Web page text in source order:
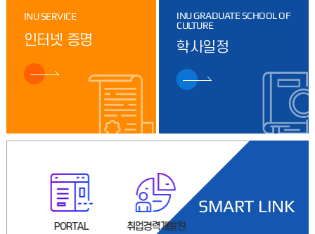
2026년 8월 졸업예정자 석사 학위 논문 제출 안내* 최초
청구논문신청 시와 논문 제목 변경 시 통합행정시스템 - 일반행정 -
대학원졸업논문관리 - 청구논문변경신청 필수 1. 원
2026.06.24
(3차수 및 학위제변경자) 2026-1학기 문화대학원 논문학점학위제 신청 안내
논문학위제 또는 학점학위제 신청 기한을 아래와 같이 안내드리니
기한내 반드시 통합행정시스템을 통해 신청바랍니다.0. 대상: 3차수
재학생 및 현재 논문학위제이나 학점학위제로 변경하
2026-1학기 문화대학원 학위청구논문 일정 안내
2026-1학기 문화대학원 학위청구논문 일정 안내 2026-1학기
문화대학원 석사학위논문 일정을 아래와 같이 안내하오니 2026년
8월 졸업예정자(수료생 포함)께서는 아래 일정을
2026.03.20
INU SERVICE
인터넷 증명
INU GRADUATE SCHOOL OF
CULTURE
학사일정
SMART LINK
PORTAL 취업경력개발원